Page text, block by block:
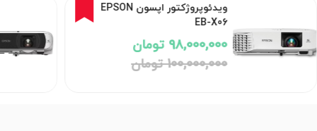
ویدئو پروژکتور اپسون Epson
EB-FH54
186,000,000 تومان